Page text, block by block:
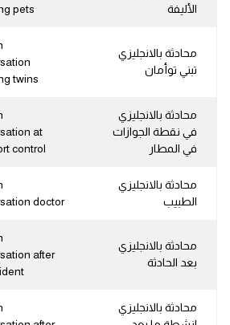
الأليفة
pets
محادثة بالانجليزي
تبني توأمان
twins
محادثة بالانجليزي
في نقطة الجوازات
في المطار
at
control
محادثة بالانجليزي
الطبيب
doctor
محادثة بالانجليزي
بعد الحادثة
after
محادثة بالانجليزي